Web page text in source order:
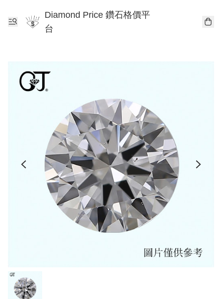
Diamond Price 鑽石格價平
台